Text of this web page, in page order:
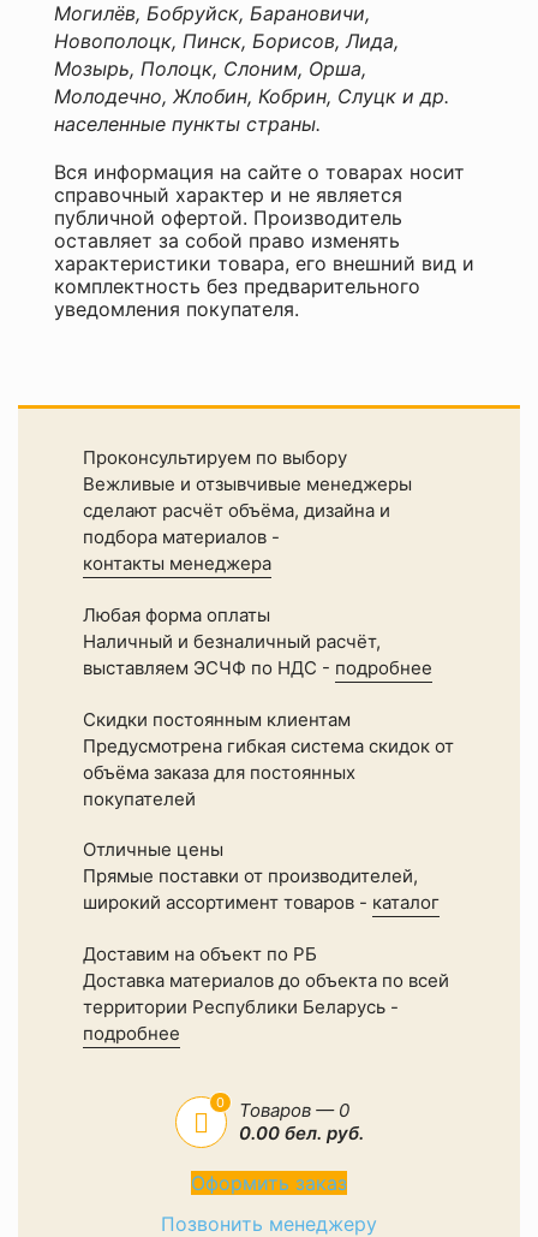
Могилёв, Бобруйск, Барановичи,
Новополоцк, Пинск, Борисов, Лида,
Мозырь, Полоцк, Слоним, Орша,
Молодечно, Жлобин, Кобрин, Слуцк и др.
населенные пункты страны.
Вся информация на сайте о товарах носит
справочный характер и не является
публичной офертой. Производитель
оставляет за собой право изменять
характеристики товара, его внешний вид и
комплектность без предварительного
уведомления покупателя.
Проконсультируем по выбору
Вежливые и отзывчивые менеджеры
сделают расчёт объёма, дизайна и
подбора материалов -
контакты менеджера
Любая форма оплаты
Наличный и безналичный расчёт,
выставляем ЭСЧФ по НДС - подробнее
Скидки постоянным клиентам
Предусмотрена гибкая система скидок от
объёма заказа для постоянных
покупателей
Отличные цены
Прямые поставки от производителей,
широкий ассортимент товаров - каталог
Доставим на объект по РБ
Доставка материалов до объекта по всей
территории Республики Беларусь -
подробнее
0
Товаров — 0
0.00 бел. руб.
Оформить заказ
Позвонить менеджеру